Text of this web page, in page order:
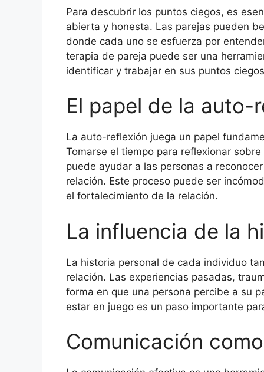
Para descubrir los puntos ciegos, es
abierta y honesta. Las parejas pueden
donde cada uno se esfuerza por
terapia de pareja puede ser una
identificar y trabajar en sus puntos
El papel de la auto-
La auto-reflexión juega un papel
Tomarse el tiempo para reflexionar
puede ayudar a las personas a
relación. Este proceso puede ser
el fortalecimiento de la relación.
La influencia de la
La historia personal de cada individuo
relación. Las experiencias pasadas,
forma en que una persona percibe a su
estar en juego es un paso importante
Comunicación